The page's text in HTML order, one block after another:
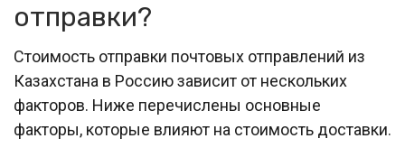
отправки?
Стоимость отправки почтовых отправлений из
Казахстана в Россию зависит от нескольких
факторов. Ниже перечислены основные
факторы, которые влияют на стоимость доставки.